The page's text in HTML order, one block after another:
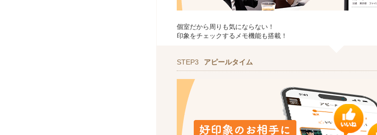
個室だから周りも気にならない！
印象をチェックするメモ機能も搭載！
STEP3 アピールタイム